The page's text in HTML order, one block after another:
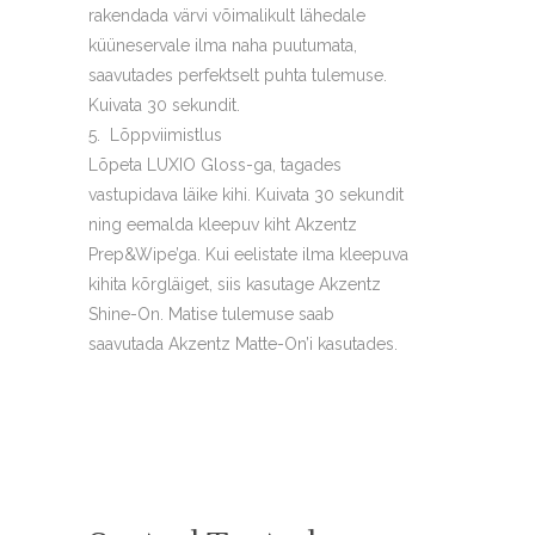
rakendada värvi võimalikult lähedale
küüneservale ilma naha puutumata,
saavutades perfektselt puhta tulemuse.
Kuivata 30 sekundit.
Lõppviimistlus
Lõpeta LUXIO Gloss-ga, tagades
vastupidava läike kihi. Kuivata 30 sekundit
ning eemalda kleepuv kiht Akzentz
Prep&Wipe’ga. Kui eelistate ilma kleepuva
kihita kõrgläiget, siis kasutage Akzentz
Shine-On. Matise tulemuse saab
saavutada Akzentz Matte-On’i kasutades.